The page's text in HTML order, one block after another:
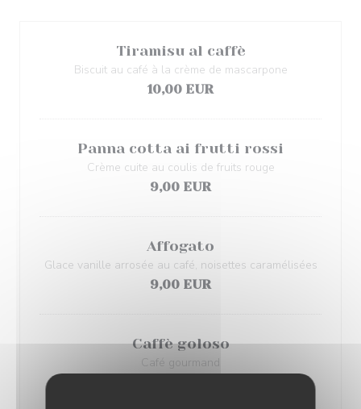
Tiramisu al caffè
Biscuit au café à la crème de mascarpone
10,00 EUR
Panna cotta ai frutti rossi
Crème cuite au coulis de fruits rouge
9,00 EUR
Affogato
Glace vanille arrosée au café, noisettes caramélisées
9,00 EUR
Caffè goloso
Café gourmand